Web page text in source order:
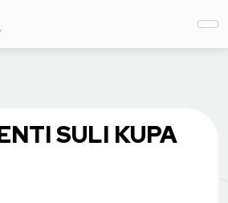
SULI KUPA